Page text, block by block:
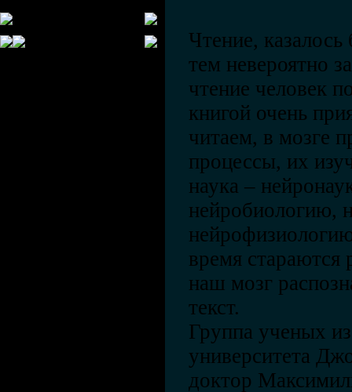
Чтение,
тем невероятно
чтение человек
книгой очень
читаем, в мозге
процессы, их
наука –
нейробиологию,
время стараются
наш мозг
текст.
Группа ученых
университета
доктор